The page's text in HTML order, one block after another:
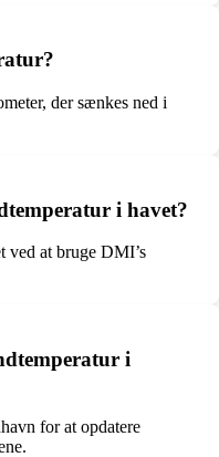
der sænkes ned i
i havet?
ved at bruge DMI’s
i
for at opdatere